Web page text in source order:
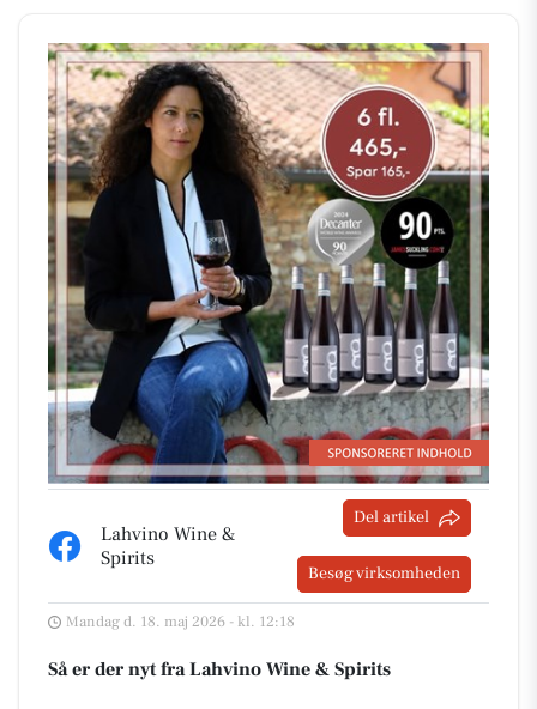
Lahvino Wine &
Spirits
Del artikel
Besøg virksomheden
Mandag d. 18. maj 2026 - kl. 12:18
Så er der nyt fra Lahvino Wine & Spirits